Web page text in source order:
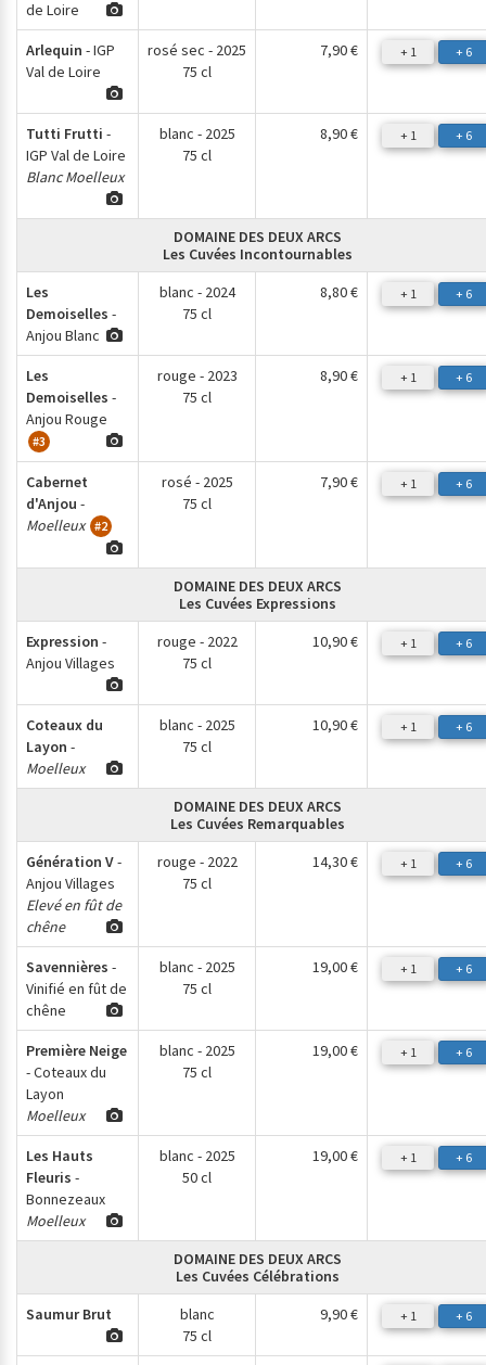
de Loire
Arlequin - IGP
Val de Loire
rosé sec - 2025
75 cl
7,90 € + 1 + 6
Tutti Frutti -
IGP Val de Loire
Blanc Moelleux
blanc - 2025
75 cl
8,90 € + 1 + 6
DOMAINE DES DEUX ARCS
Les Cuvées Incontournables
Les
Demoiselles -
Anjou Blanc
blanc - 2024
75 cl
8,80 € + 1 + 6
Les
Demoiselles -
Anjou Rouge
#3
rouge - 2023
75 cl
8,90 € + 1 + 6
Cabernet
d'Anjou -
Moelleux #2
rosé - 2025
75 cl
7,90 € + 1 + 6
DOMAINE DES DEUX ARCS
Les Cuvées Expressions
Expression -
Anjou Villages
rouge - 2022
75 cl
10,90 € + 1 + 6
Coteaux du
Layon -
Moelleux
blanc - 2025
75 cl
10,90 € + 1 + 6
DOMAINE DES DEUX ARCS
Les Cuvées Remarquables
Génération V-
Anjou Villages
Elevé en fût de
chêne
rouge - 2022
75 cl
14,30 € + 1 + 6
Savennières -
Vinifié en fût de
chêne
blanc - 2025
75 cl
19,00 € + 1 + 6
Première Neige
- Coteaux du
Layon
Moelleux
blanc - 2025
75 cl
19,00 € + 1 + 6
Les Hauts
Fleuris -
Bonnezeaux
Moelleux
blanc - 2025
50 cl
19,00 € + 1 + 6
DOMAINE DES DEUX ARCS
Les Cuvées Célébrations
Saumur Brut
blanc
75 cl
9,90 € + 1 + 6